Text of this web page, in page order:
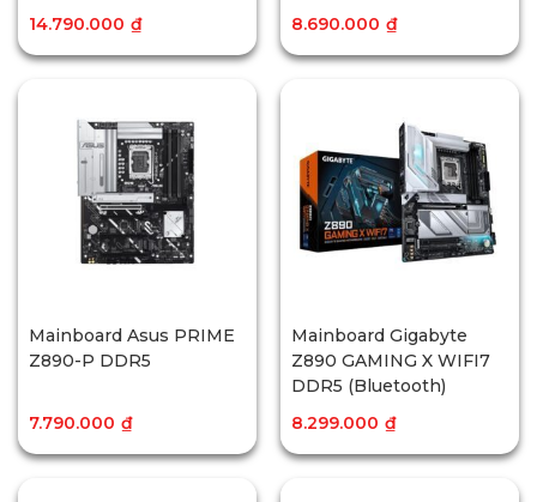
5+Bluetooth)
14.790.000 ₫
8.690.000 ₫
Mainboard Asus PRIME
Z890-P DDR5
7.790.000 ₫
Mainboard Gigabyte
Z890 GAMING X WIFI7
DDR5 (Bluetooth)
8.299.000 ₫